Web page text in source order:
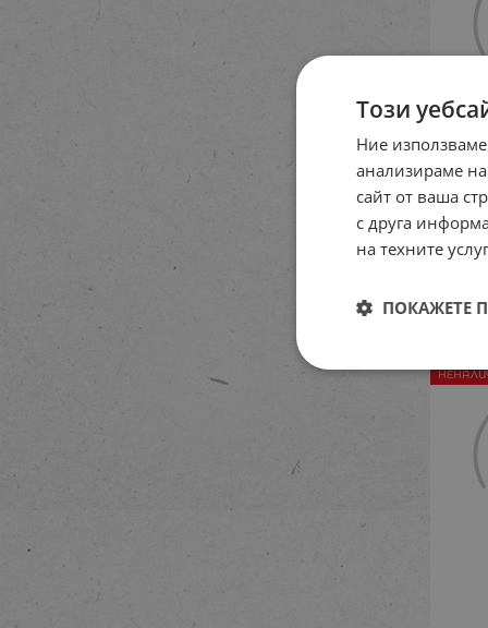
Този
Ние
анализираме
сайт от ваша
с друга
на техните
ПОКАЖЕТЕ